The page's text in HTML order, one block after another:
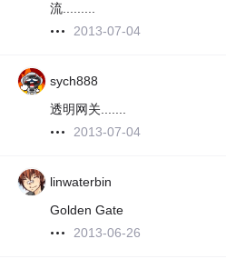
流.........
2013-07-04
sych888
透明网关.......
2013-07-04
linwaterbin
Golden Gate
2013-06-26